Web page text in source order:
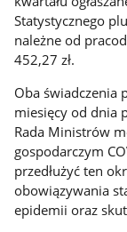
Statystycznego
należne od
452,27 zł.
Oba świadczenia
miesięcy od dnia
Rada Ministrów
gospodarczym
przedłużyć ten
obowiązywania
epidemii oraz